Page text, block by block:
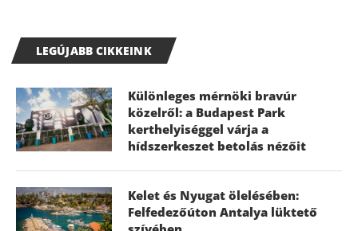
LEGÚJABB CIKKEINK
Különleges mérnöki bravúr
közelről: a Budapest Park
kerthelyiséggel várja a
hídszerkeszet betolás nézőit
Kelet és Nyugat ölelésében:
Felfedezőúton Antalya lüktető